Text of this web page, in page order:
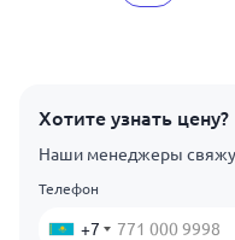
Хотите узнать цену?
Наши менеджеры
Телефон
+7